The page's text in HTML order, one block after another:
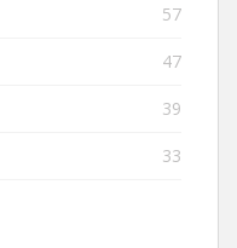
57
47
39
33